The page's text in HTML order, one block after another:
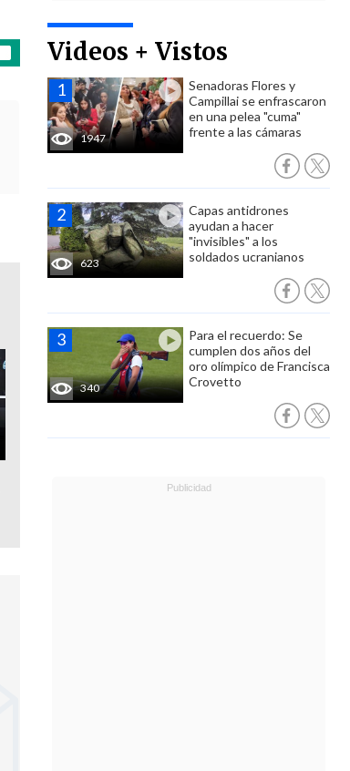
Videos + Vistos
1947
Senadoras Flores y
Campillai se enfrascaron
en una pelea "cuma"
frente a las cámaras
623
Capas antidrones
ayudan a hacer
"invisibles" a los
soldados ucranianos
340
Para el recuerdo: Se
cumplen dos años del
oro olímpico de Francisca
Crovetto